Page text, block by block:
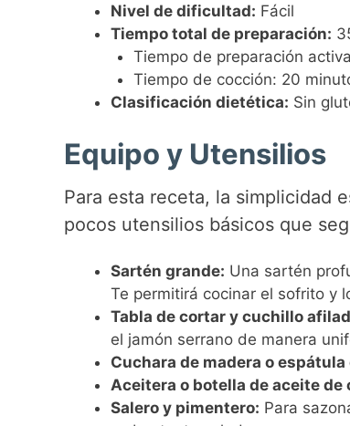
Nivel de dificultad: Fácil
Tiempo total de preparación:
Tiempo de preparación
Tiempo de cocción: 20
Clasificación dietética: Sin
Equipo y Utensilios
Para esta receta, la simplicidad
pocos utensilios básicos que
Sartén grande: Una sartén
Te permitirá cocinar el sofrito y
Tabla de cortar y cuchillo
el jamón serrano de manera
Cuchara de madera o
Aceitera o botella de aceite de
Salero y pimentero: Para